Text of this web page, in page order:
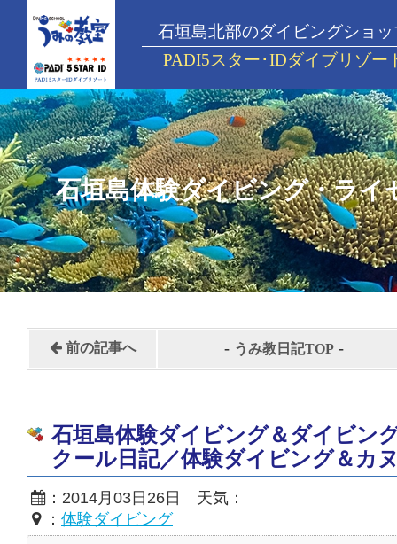
石垣島北部のダイビングショッ
PADI5スター･IDダイブリゾー
石垣島体験ダイビング・ライ
前の記事へ - うみ教日記TOP -
石垣島体験ダイビング＆ダイビン
クール日記／体験ダイビング＆カ
：2014月03日26日 天気：
： 体験ダイビング